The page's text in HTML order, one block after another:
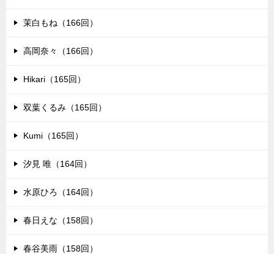
茉白もね（166回）
高岡奈々（166回）
Hikari（165回）
双葉くるみ（165回）
Kumi（165回）
汐見 唯（164回）
水原ひろ（164回）
春日えな（158回）
春谷美雨（158回）